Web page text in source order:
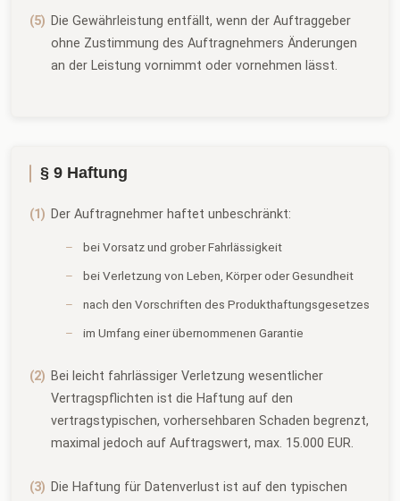
Die Gewährleistung entfällt, wenn der Auftraggeber
ohne Zustimmung des Auftragnehmers Änderungen
an der Leistung vornimmt oder vornehmen lässt.
§ 9 Haftung
Der Auftragnehmer haftet unbeschränkt:
bei Vorsatz und grober Fahrlässigkeit
bei Verletzung von Leben, Körper oder Gesundheit
nach den Vorschriften des Produkthaftungsgesetzes
im Umfang einer übernommenen Garantie
Bei leicht fahrlässiger Verletzung wesentlicher
Vertragspflichten ist die Haftung auf den
vertragstypischen, vorhersehbaren Schaden begrenzt,
maximal jedoch auf Auftragswert, max. 15.000 EUR.
Die Haftung für Datenverlust ist auf den typischen